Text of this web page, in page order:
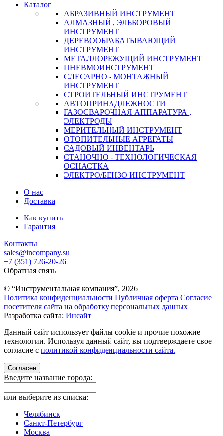
Каталог
АБРАЗИВНЫЙ ИНСТРУМЕНТ
АЛМАЗНЫЙ , ЭЛЬБОРОВЫЙ
ИНСТРУМЕНТ
ДЕРЕВООБРАБАТЫВАЮЩИЙ
ИНСТРУМЕНТ
МЕТАЛЛОРЕЖУЩИЙ ИНСТРУМЕНТ
ПНЕВМОИНСТРУМЕНТ
СЛЕСАРНО - МОНТАЖНЫЙ
ИНСТРУМЕНТ
СТРОИТЕЛЬНЫЙ ИНСТРУМЕНТ
АВТОПРИНАДЛЕЖНОСТИ
ГАЗОСВАРОЧНАЯ АППАРАТУРА ,
ЭЛЕКТРОДЫ
МЕРИТЕЛЬНЫЙ ИНСТРУМЕНТ
ОТОПИТЕЛЬНЫЕ АГРЕГАТЫ
САДОВЫЙ ИНВЕНТАРЬ
СТАНОЧНО - ТЕХНОЛОГИЧЕСКАЯ
ОСНАСТКА
ЭЛЕКТРО/БЕНЗО ИНСТРУМЕНТ
О нас
Доставка
Как купить
Гарантия
Контакты
sales@incompany.su
+7 (351) 726-20-26
Обратная связь
© “Инструментальная компания”, 2026
Политика конфиденциальности Публичная оферта Согласие
посетителя сайта на обработку персональных данных
Разработка сайта: Инсайт
Данный сайт использует файлы cookie и прочие похожие
технологии. Используя данный сайт, вы подтверждаете свое
согласие с политикой конфиденциальности сайта.
Согласен
Введите название города:
или выберите из списка:
Челябинск
Санкт-Петербург
Москва